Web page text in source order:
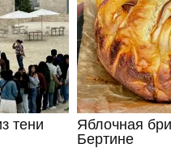
тени
Яблочная
Бертине